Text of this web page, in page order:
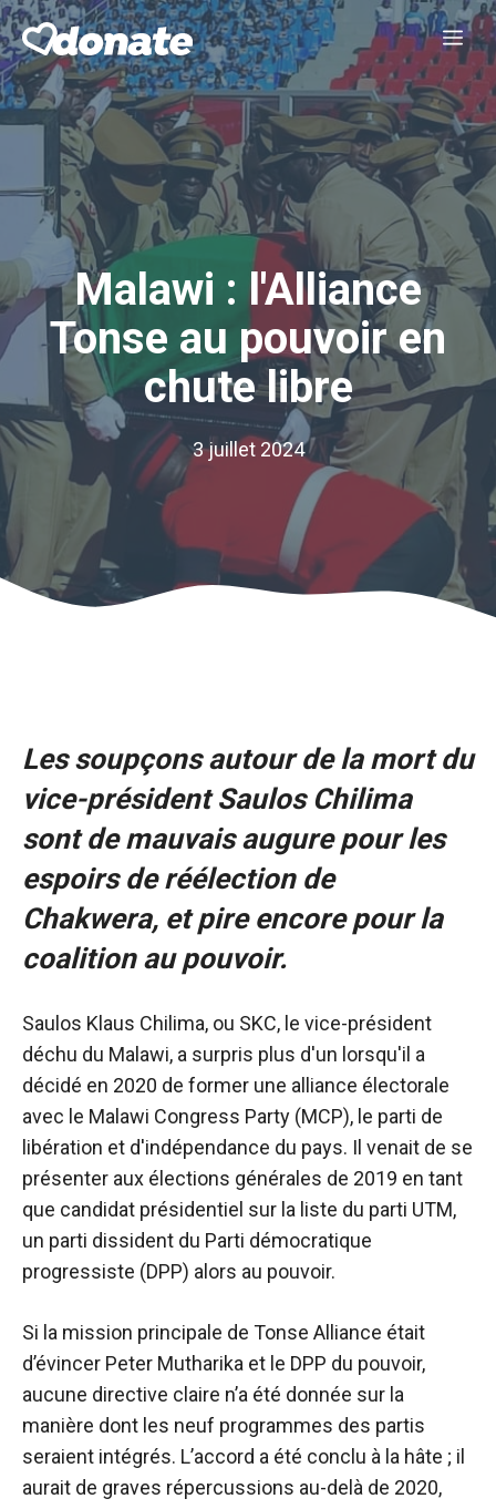
Aller
au
contenu
Malawi : l'Alliance
Tonse au pouvoir en
chute libre
3 juillet 2024
Les soupçons autour de la mort du
vice-président Saulos Chilima
sont de mauvais augure pour les
espoirs de réélection de
Chakwera, et pire encore pour la
coalition au pouvoir.
Saulos Klaus Chilima, ou SKC, le vice-président
déchu du Malawi, a surpris plus d'un lorsqu'il a
décidé en 2020 de former une alliance électorale
avec le Malawi Congress Party (MCP), le parti de
libération et d'indépendance du pays. Il venait de se
présenter aux élections générales de 2019 en tant
que candidat présidentiel sur la liste du parti UTM,
un parti dissident du Parti démocratique
progressiste (DPP) alors au pouvoir.
Si la mission principale de Tonse Alliance était
d’évincer Peter Mutharika et le DPP du pouvoir,
aucune directive claire n’a été donnée sur la
manière dont les neuf programmes des partis
seraient intégrés. L’accord a été conclu à la hâte ; il
aurait de graves répercussions au-delà de 2020,